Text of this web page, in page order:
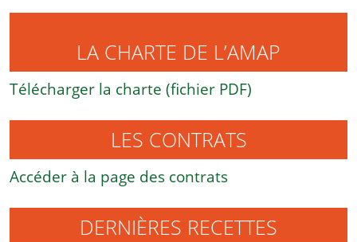
LA CHARTE DE L’AMAP
Télécharger la charte (fichier PDF)
LES CONTRATS
Accéder à la page des contrats
DERNIÈRES RECETTES